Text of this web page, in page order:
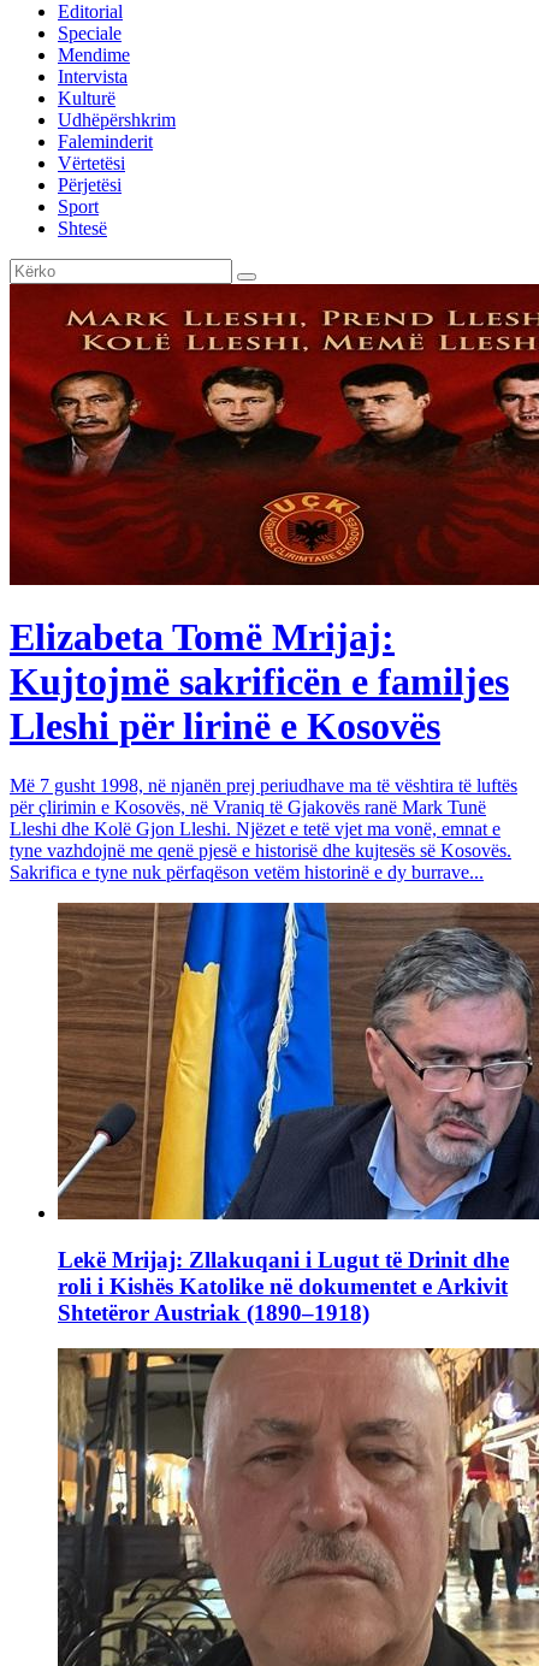
Editorial
Speciale
Mendime
Intervista
Kulturë
Udhëpërshkrim
Faleminderit
Vërtetësi
Përjetësi
Sport
Shtesë
Elizabeta Tomë Mrijaj:
Kujtojmë sakrificën e familjes
Lleshi për lirinë e Kosovës
Më 7 gusht 1998, në njanën prej periudhave ma të vështira të luftës
për çlirimin e Kosovës, në Vraniq të Gjakovës ranë Mark Tunë
Lleshi dhe Kolë Gjon Lleshi. Njëzet e tetë vjet ma vonë, emnat e
tyne vazhdojnë me qenë pjesë e historisë dhe kujtesës së Kosovës.
Sakrifica e tyne nuk përfaqëson vetëm historinë e dy burrave...
Lekë Mrijaj: Zllakuqani i Lugut të Drinit dhe
roli i Kishës Katolike në dokumentet e Arkivit
Shtetëror Austriak (1890–1918)